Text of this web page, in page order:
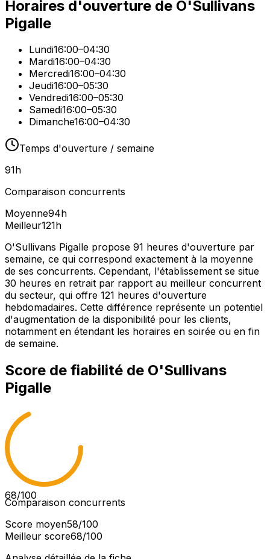
Horaires d'ouverture de O'Sullivans
Pigalle
Lundi16:00–04:30
Mardi16:00–04:30
Mercredi16:00–04:30
Jeudi16:00–05:30
Vendredi16:00–05:30
Samedi16:00–05:30
Dimanche16:00–04:30
Temps d'ouverture / semaine
91h
Comparaison concurrents
Moyenne94h
Meilleur121h
O'Sullivans Pigalle propose 91 heures d'ouverture par
semaine, ce qui correspond exactement à la moyenne
de ses concurrents. Cependant, l'établissement se situe
30 heures en retrait par rapport au meilleur concurrent
du secteur, qui offre 121 heures d'ouverture
hebdomadaires. Cette différence représente un potentiel
d'augmentation de la disponibilité pour les clients,
notamment en étendant les horaires en soirée ou en fin
de semaine.
Score de fiabilité de O'Sullivans
Pigalle
68/100
Comparaison concurrents
Score moyen58/100
Meilleur score68/100